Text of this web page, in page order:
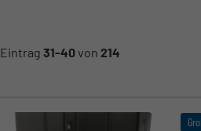
Eintrag31-40von 214